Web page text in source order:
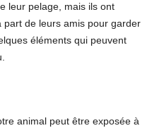
leur pelage, mais ils ont
part de leurs amis pour garder
éléments qui peuvent
animal peut être exposée à